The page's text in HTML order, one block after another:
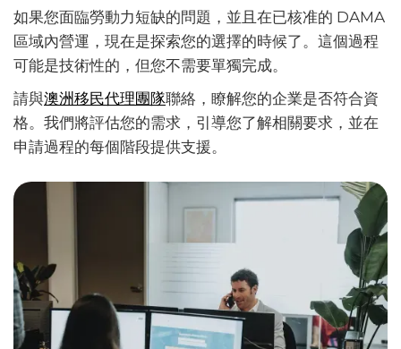
如果您面臨勞動力短缺的問題，並且在已核准的 DAMA
區域內營運，現在是探索您的選擇的時候了。這個過程
可能是技術性的，但您不需要單獨完成。
請與澳洲移民代理團隊聯絡，瞭解您的企業是否符合資
格。我們將評估您的需求，引導您了解相關要求，並在
申請過程的每個階段提供支援。